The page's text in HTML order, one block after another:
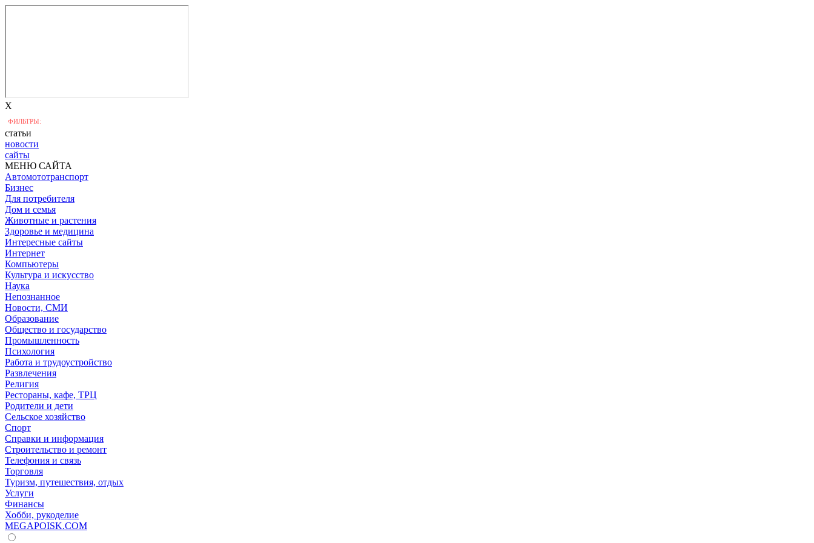
X
ФИЛЬТРЫ:
статьи
новости
сайты
МЕНЮ САЙТА
Автомототранспорт
Бизнес
Для потребителя
Дом и семья
Животные и растения
Здоровье и медицина
Интересные сайты
Интернет
Компьютеры
Культура и искусство
Наука
Непознанное
Новости, СМИ
Образование
Общество и государство
Промышленность
Психология
Работа и трудоустройство
Развлечения
Религия
Рестораны, кафе, ТРЦ
Родители и дети
Сельское хозяйство
Спорт
Справки и информация
Строительство и ремонт
Телефония и связь
Торговля
Туризм, путешествия, отдых
Услуги
Финансы
Хобби, рукоделие
MEGAPOISK.COM